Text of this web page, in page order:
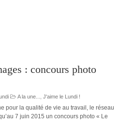
: concours photo
A la une... J'aime le Lundi !
pour la qualité de vie au travail, le réseau
7 juin 2015 un concours photo « Le